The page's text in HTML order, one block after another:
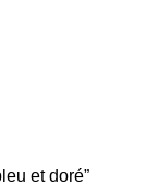
et doré”